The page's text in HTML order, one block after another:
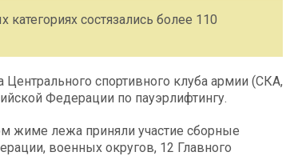
состязались более 110
спортивного клуба армии (СКА,
Федерации по пауэрлифтингу.
жиме лежа приняли участие сборные
военных округов, 12 Главного